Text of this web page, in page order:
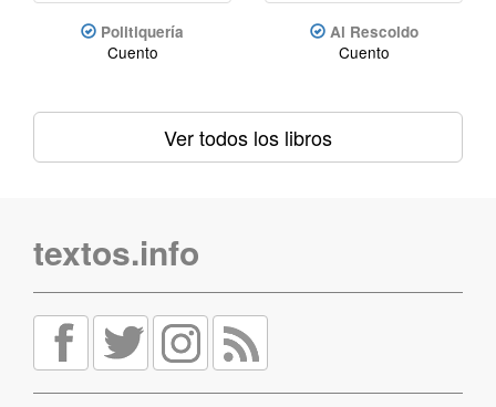
Politiquería
Cuento
Al Rescoldo
Cuento
Ver todos los libros
textos.info